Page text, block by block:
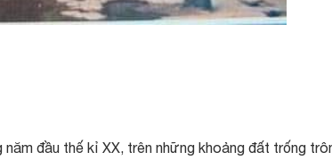
đầu thế kỉ XX, trên những khoảng đất trống